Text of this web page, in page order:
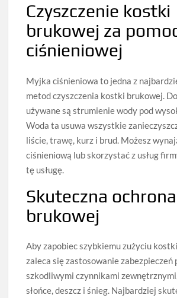
Czyszczenie kostki
brukowej za
ciśnieniowej
Myjka ciśnieniowa to jedna z
metod czyszczenia kostki brukowej.
używane są strumienie wody pod
Woda ta usuwa wszystkie
liście, trawę, kurz i brud. Możesz
ciśnieniową lub skorzystać z usług
tę usługę.
Skuteczna
brukowej
Aby zapobiec szybkiemu zużyciu
zaleca się zastosowanie zabezpieczeń
szkodliwymi czynnikami
słońce, deszcz i śnieg. Najbardziej